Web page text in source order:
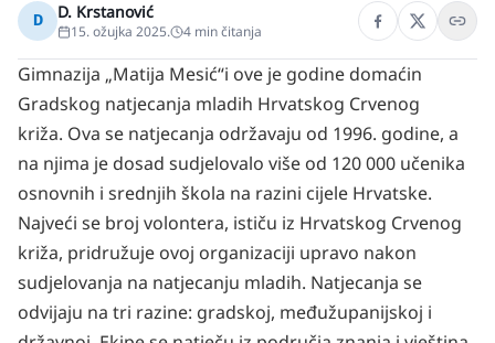
D D. Krstanović
15. ožujka 2025. 4 min čitanja
Gimnazija „Matija Mesić“i ove je godine domaćin
Gradskog natjecanja mladih Hrvatskog Crvenog
križa. Ova se natjecanja održavaju od 1996. godine, a
na njima je dosad sudjelovalo više od 120 000 učenika
osnovnih i srednjih škola na razini cijele Hrvatske.
Najveći se broj volontera, ističu iz Hrvatskog Crvenog
križa, pridružuje ovoj organizaciji upravo nakon
sudjelovanja na natjecanju mladih. Natjecanja se
odvijaju na tri razine: gradskoj, međužupanijskoj i